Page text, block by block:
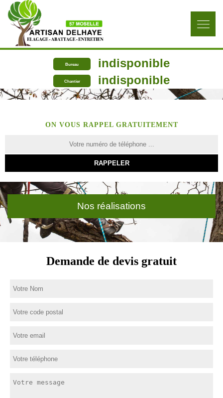
Bureau indisponible
Chantier indisponible
ON VOUS RAPPEL GRATUITEMENT
Nos réalisations
Demande de devis gratuit